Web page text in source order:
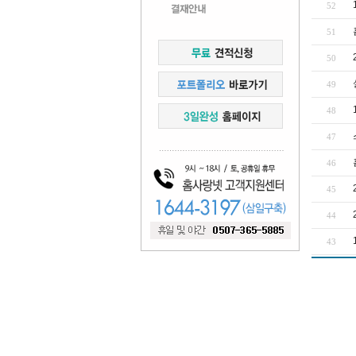
52
51
50
49
48
47
46
45
44
43